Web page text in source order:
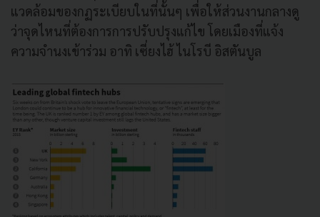
แวดล้อมของกฏระเบียบในที่นั้นๆ เพื่อให้ส่วนงานกลางดู
ว่าจุดไหนที่ต้องการการปรับปรุงแก้ไข โดยเมืองที่แจ้ง
ความจำนงเข้าร่วม อาทิ เซี่ยงไฮ้ ไนโรบี อิสตันบูล